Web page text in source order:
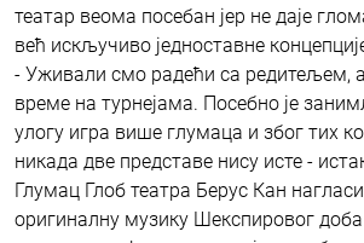
театар веома посебан јер не даје
већ искључиво једноставне
- Уживали смо радећи са редитељем,
време на турнејама. Посебно је
улогу игра више глумаца и због тих
никада две представе нису исте -
Глумац Глоб театра Берус Кан
оригиналну музику Шекспировог